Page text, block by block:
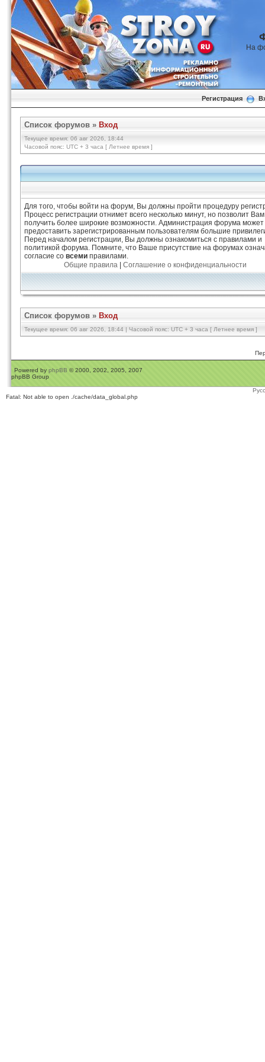
На
Регистрация
Список форумов » Вход
Текущее время: 06 авг 2026, 18:44
Часовой пояс: UTC + 3 часа [ Летнее время ]
Для того, чтобы войти на форум, Вы должны пройти процедуру
Процесс регистрации отнимет всего несколько минут, но позволит Вам
получить более широкие возможности. Администрация форума может
предоставить зарегистрированным пользователям большие
Перед началом регистрации, Вы должны ознакомиться с правилами и
политикой форума. Помните, что Ваше присутствие на форумах
согласие со всеми правилами.
Общие правила
Соглашение о конфиденциальности
Список форумов » Вход
Текущее время: 06 авг 2026, 18:44 | Часовой пояс: UTC + 3 часа [ Летнее время ]
Powered by phpBB © 2000, 2002, 2005, 2007
phpBB Group
Fatal: Not able to open ./cache/data_global.php